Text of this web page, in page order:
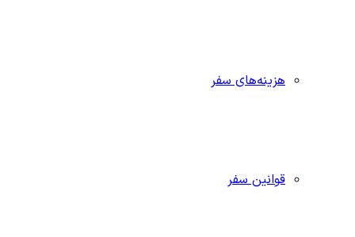
هزینه‌های سفر
قوانین سفر